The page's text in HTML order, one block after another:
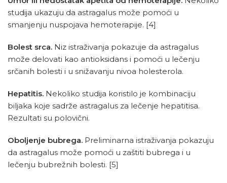
studija ukazuju da astragalus može pomoći u
smanjenju nuspojava hemoterapije. [4]
Bolest srca. Niz istraživanja pokazuje da astragalus
može delovati kao antioksidans i pomoći u lečenju
srčanih bolesti i u snižavanju nivoa holesterola.
Hepatitis. Nekoliko studija koristilo je kombinaciju
biljaka koje sadrže astragalus za lečenje hepatitisa.
Rezultati su polovični.
Oboljenje bubrega. Preliminarna istraživanja pokazuju
da astragalus može pomoći u zaštiti bubrega i u
lečenju bubrežnih bolesti. [5]